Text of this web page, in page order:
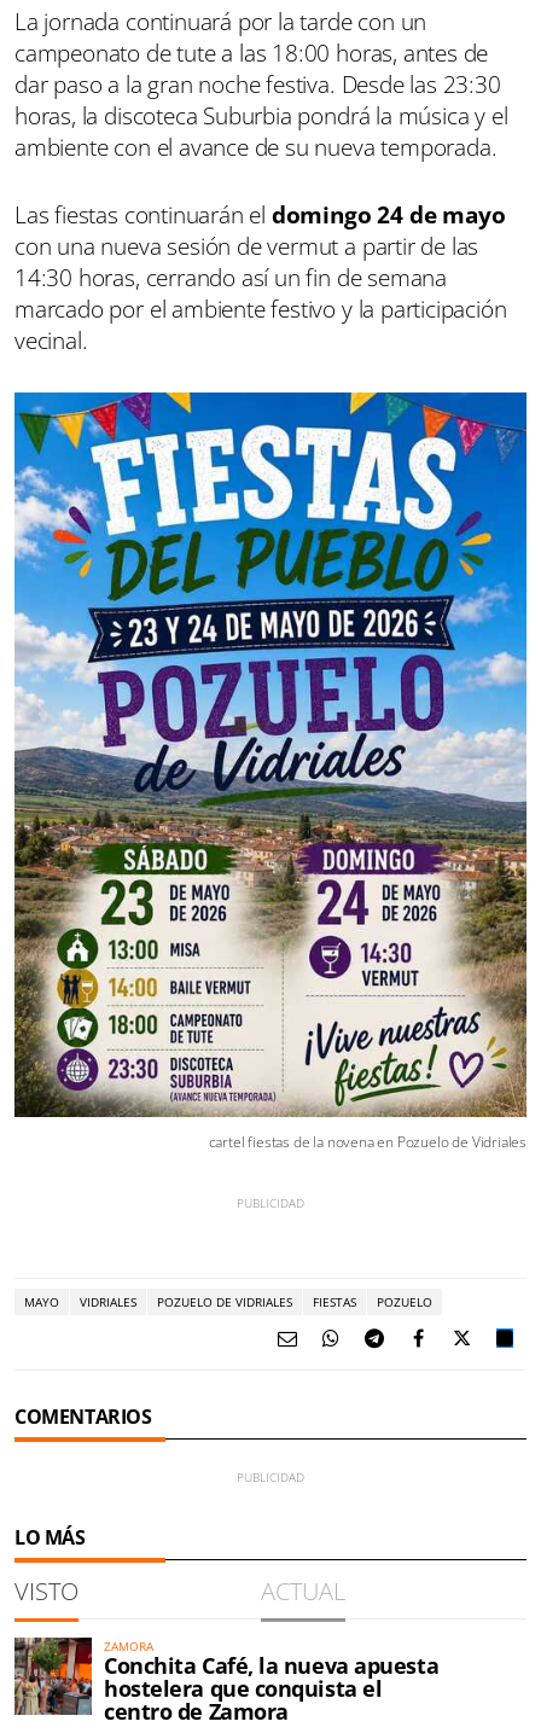
La jornada continuará por la tarde con un
campeonato de tute a las 18:00 horas, antes de
dar paso a la gran noche festiva. Desde las 23:30
horas, la discoteca Suburbia pondrá la música y el
ambiente con el avance de su nueva temporada.
Las fiestas continuarán el domingo 24 de mayo
con una nueva sesión de vermut a partir de las
14:30 horas, cerrando así un fin de semana
marcado por el ambiente festivo y la participación
vecinal.
cartel fiestas de la novena en Pozuelo de Vidriales
MAYO VIDRIALES POZUELO DE VIDRIALES FIESTAS POZUELO
COMENTARIOS
LO MÁS
VISTO ACTUAL
ZAMORA
Conchita Café, la nueva apuesta
hostelera que conquista el
centro de Zamora